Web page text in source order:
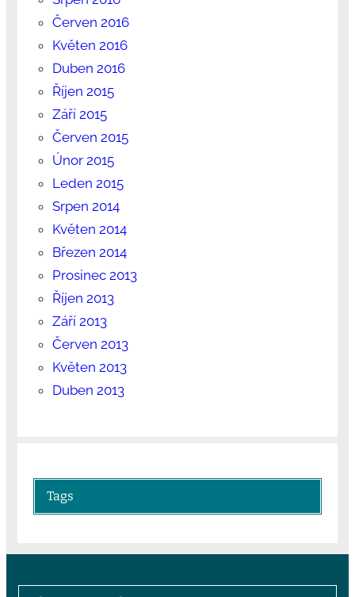
Červen 2016
Květen 2016
Duben 2016
Říjen 2015
Září 2015
Červen 2015
Únor 2015
Leden 2015
Srpen 2014
Květen 2014
Březen 2014
Prosinec 2013
Říjen 2013
Září 2013
Červen 2013
Květen 2013
Duben 2013
Tags